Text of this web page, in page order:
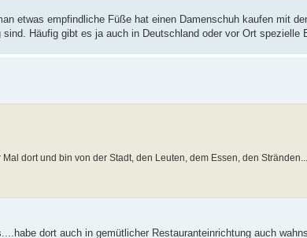
etwas empfindliche Füße hat einen Damenschuh kaufen mit
Häufig gibt es ja auch in Deutschland oder vor Ort spezielle
dort und bin von der Stadt, den Leuten, dem Essen, den
dort auch in gemütlicher Restauranteinrichtung auch